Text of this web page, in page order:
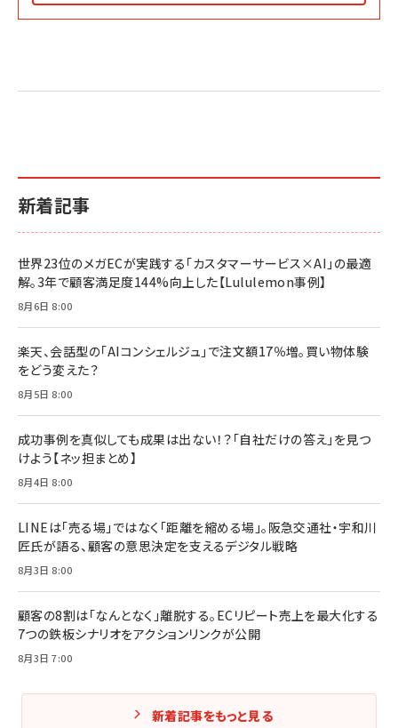
2億円を売り上げたプロが教える note×AI 最強の
小さな会社は戦略が9割
￥1,815
る時代の成長戦略
￥2,420
￥2,200
anan(アンアン)2026/07/01号 No.2501[魅せる
anan(アンアン)2026/06/24号 No.2500増刊
anan(アンアン)2026/07/08号 No.2502[2026
年後半、あなたの恋と運命／山田涼介]
ママ投資家が育休中に１億貯めた株式投資
組織の成果を最大化する ルールのデザイン
￥1,980
Amazonランキングをもっと見る
ベインキャピタル 企業価値向上力の秘密
ルな本質」
￥2,750
新着記事
世界23位のメガECが実践する「カスタマーサービス×AI」の最適
解。3年で顧客満足度144%向上した【Lululemon事例】
8月6日 8:00
楽天、会話型の「AIコンシェルジュ」で注文額17％増。買い物体験
をどう変えた？
8月5日 8:00
成功事例を真似しても成果は出ない！？「自社だけの答え」を見つ
けよう【ネッ担まとめ】
8月4日 8:00
LINEは「売る場」ではなく「距離を縮める場」。阪急交通社・宇和川
匠氏が語る、顧客の意思決定を支えるデジタル戦略
8月3日 8:00
顧客の8割は「なんとなく」離脱する。ECリピート売上を最大化する
7つの鉄板シナリオをアクションリンクが公開
8月3日 7:00
新着記事をもっと見る